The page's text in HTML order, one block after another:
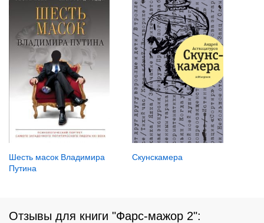
Шесть масок Владимира
Путина
Скунскамера
Отзывы для книги "Фарс-мажор 2":